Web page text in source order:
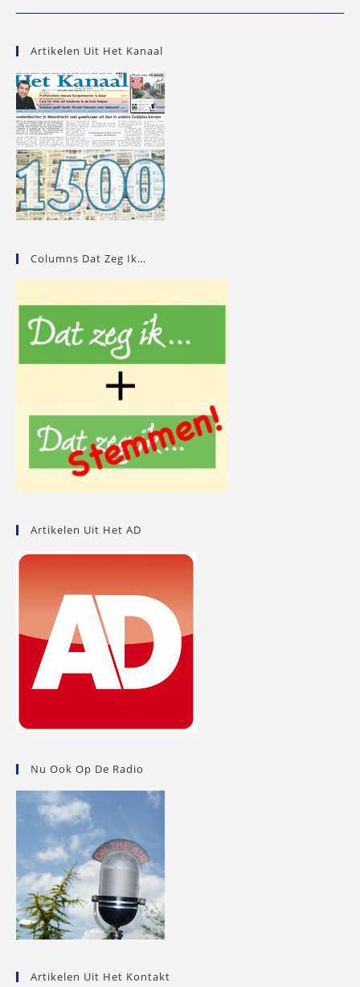
Artikelen Uit Het Kanaal
Columns Dat Zeg Ik…
Artikelen Uit Het AD
Nu Ook Op De Radio
Artikelen Uit Het Kontakt